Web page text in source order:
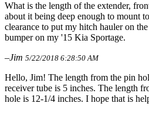
What is the length of the extender,
about it being deep enough to mount
clearance to put my hitch hauler on
bumper on my '15 Kia Sportage.
–Jim 5/22/2018 6:28:50 AM
Hello, Jim! The length from the pin
receiver tube is 5 inches. The length
hole is 12-1/4 inches. I hope that is